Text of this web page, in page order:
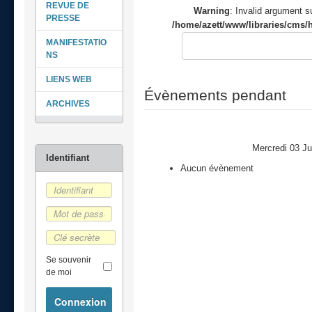
Se souvenir
de moi
Connexion
REVUE DE
PRESSE
MANIFESTATIO
NS
LIENS WEB
ARCHIVES
Warning: Invalid argument
/home/azett/www/libraries/cms/
Évènements pendant
Mercredi 03
Aucun évènement